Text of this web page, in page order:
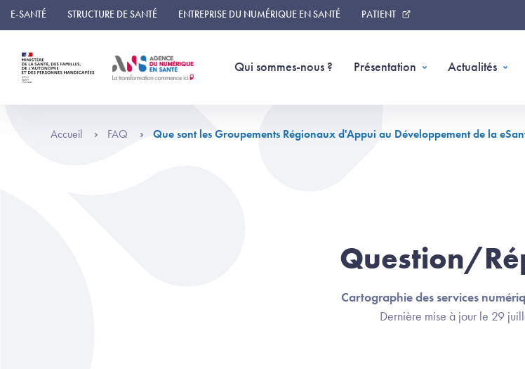
Panneau de gestion des cookies
E-SANTÉ STRUCTURE DE SANTÉ ENTREPRISE DU NUMÉRIQUE EN SANTÉ PATIENT
Qui sommes-nous ? Présentation Actualités
Accueil FAQ Que sont les Groupements Régionaux d'Appui au Développement de la
Question/
Cartographie des services
Dernière mise à jour le 29